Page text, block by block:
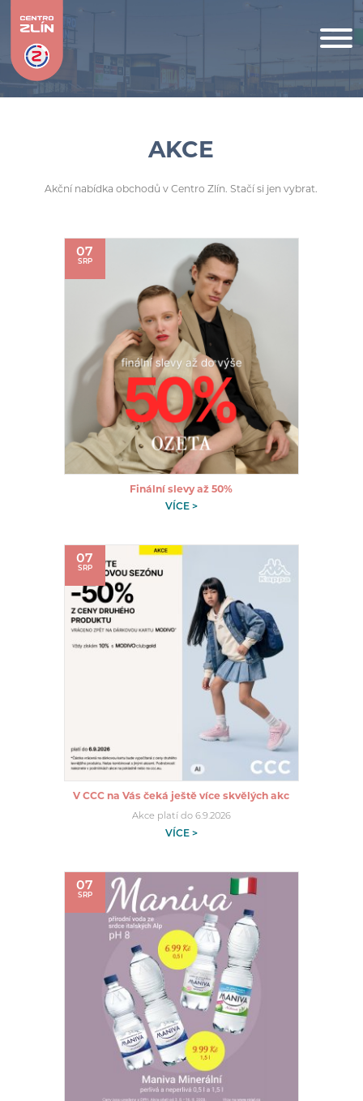
AKCE
Akční nabídka obchodů v Centro Zlín. Stačí si jen vybrat.
07
SRP
Finální slevy až 50%
VÍCE >
07
SRP
V CCC na Vás čeká ještě více skvělých akc
Akce platí do 6.9.2026
VÍCE >
07
SRP